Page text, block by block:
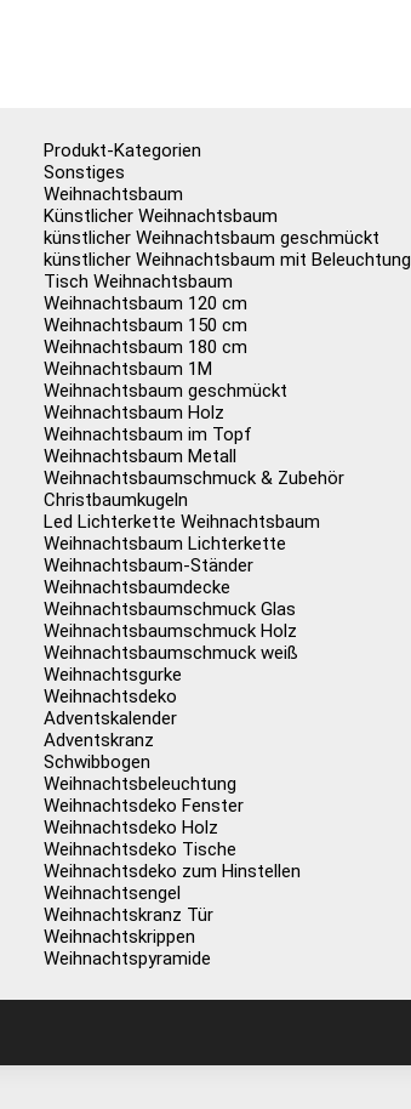
Produkt-Kategorien
Sonstiges
Weihnachtsbaum
Künstlicher Weihnachtsbaum
künstlicher Weihnachtsbaum geschmückt
künstlicher Weihnachtsbaum mit Beleuchtung
Tisch Weihnachtsbaum
Weihnachtsbaum 120 cm
Weihnachtsbaum 150 cm
Weihnachtsbaum 180 cm
Weihnachtsbaum 1M
Weihnachtsbaum geschmückt
Weihnachtsbaum Holz
Weihnachtsbaum im Topf
Weihnachtsbaum Metall
Weihnachtsbaumschmuck & Zubehör
Christbaumkugeln
Led Lichterkette Weihnachtsbaum
Weihnachtsbaum Lichterkette
Weihnachtsbaum-Ständer
Weihnachtsbaumdecke
Weihnachtsbaumschmuck Glas
Weihnachtsbaumschmuck Holz
Weihnachtsbaumschmuck weiß
Weihnachtsgurke
Weihnachtsdeko
Adventskalender
Adventskranz
Schwibbogen
Weihnachtsbeleuchtung
Weihnachtsdeko Fenster
Weihnachtsdeko Holz
Weihnachtsdeko Tische
Weihnachtsdeko zum Hinstellen
Weihnachtsengel
Weihnachtskranz Tür
Weihnachtskrippen
Weihnachtspyramide